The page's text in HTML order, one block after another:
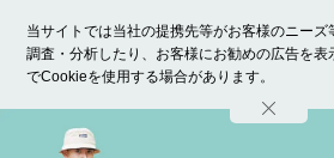
当サイトでは当社の提携先等がお客様のニーズ
調査・分析したり、お客様にお勧めの広告を表
でCookieを使用する場合があります。
ホーム モデル募集 ランキング